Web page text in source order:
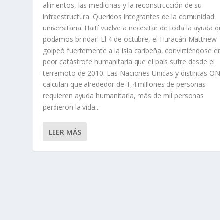
alimentos, las medicinas y la reconstrucción de su
infraestructura. Queridos integrantes de la comunidad
universitaria: Haití vuelve a necesitar de toda la ayuda
podamos brindar. El 4 de octubre, el Huracán Matthew
golpeó fuertemente a la isla caribeña, convirtiéndose
peor catástrofe humanitaria que el país sufre desde el
terremoto de 2010. Las Naciones Unidas y distintas
calculan que alrededor de 1,4 millones de personas
requieren ayuda humanitaria, más de mil personas
perdieron la vida...
LEER MÁS